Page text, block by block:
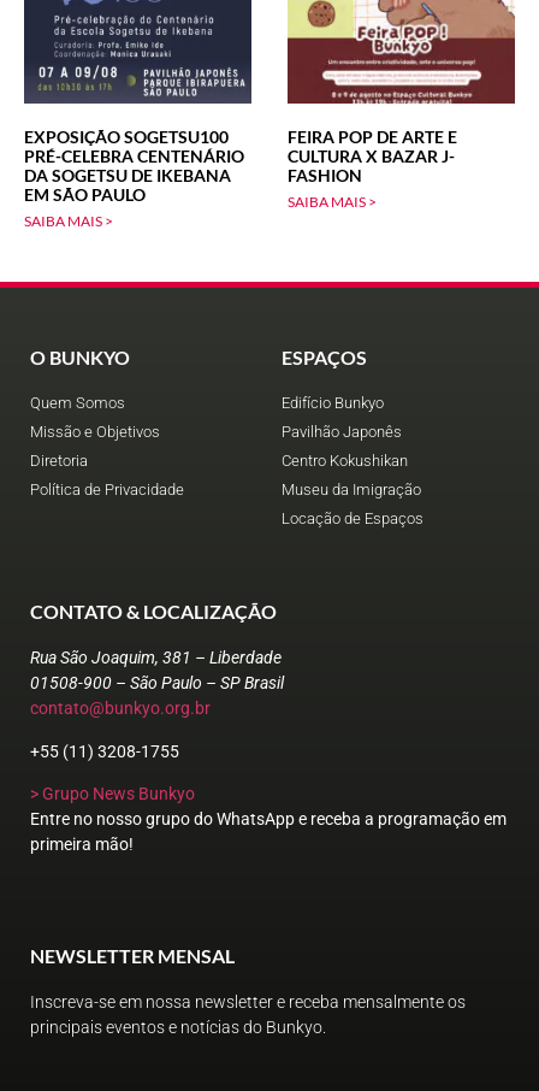
EXPOSIÇÃO SOGETSU100
PRÉ-CELEBRA CENTENÁRIO
DA SOGETSU DE IKEBANA
EM SÃO PAULO
SAIBA MAIS >
FEIRA POP DE ARTE E
CULTURA X BAZAR J-
FASHION
SAIBA MAIS >
O BUNKYO
Quem Somos
Missão e Objetivos
Diretoria
Política de Privacidade
ESPAÇOS
Edifício Bunkyo
Pavilhão Japonês
Centro Kokushikan
Museu da Imigração
Locação de Espaços
CONTATO & LOCALIZAÇÃO
Rua São Joaquim, 381 – Liberdade
01508-900 – São Paulo – SP Brasil
contato@bunkyo.org.br
+55 (11) 3208-1755
> Grupo News Bunkyo
Entre no nosso grupo do WhatsApp e receba a programação em
primeira mão!
NEWSLETTER MENSAL
Inscreva-se em nossa newsletter e receba mensalmente os
principais eventos e notícias do Bunkyo.